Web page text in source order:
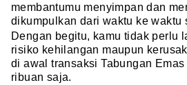
membantumu menyimpan dan
dikumpulkan dari waktu ke waktu
Dengan begitu, kamu tidak perlu
risiko kehilangan maupun
di awal transaksi Tabungan
ribuan saja.